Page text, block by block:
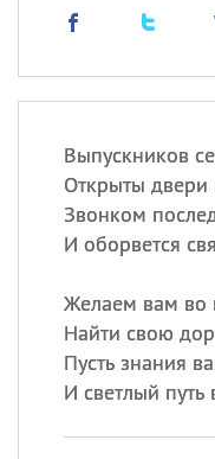
Выпускников
Открыты
Звонком
И оборвется
Желаем вам во
Найти свою
Пусть знания
И светлый путь